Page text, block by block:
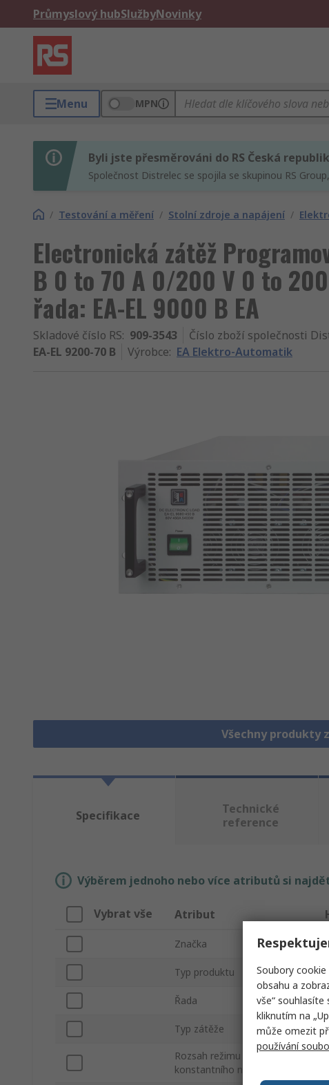
Průmyslový hubSlužbyNovinky
Menu MPN
Byli jste přesměrováni do RS Česká
Společnost Distrelec se spojila se skupinou RS
/ Testování a měření / Stolní zdroje a napájení /
Electronická zátěž
B 0 to 70 A 0/200 V 0 to
řada: EA-EL 9000 B EA
Skladové číslo RS: 909-3543 Číslo zboží společnosti
EA-EL 9200-70 B
Výrobce: EA Elektro-Automatik
Všechny produkty
Specifikace
Technické
reference
Výběrem jednoho nebo více atributů si
Vybrat vše Atribut
Značka
Typ produktu
Řada
Typ zátěže
Rozsah režimu
konstantního napětí
Soubory
obsahu a
vše“
kliknutím na
může omezit
používání